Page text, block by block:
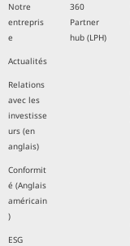
Notre
entrepris
e
Actualités
Relations
avec les
investisse
urs (en
anglais)
Conformit
é (Anglais
américain
)
ESG
360
Partner
hub (LPH)